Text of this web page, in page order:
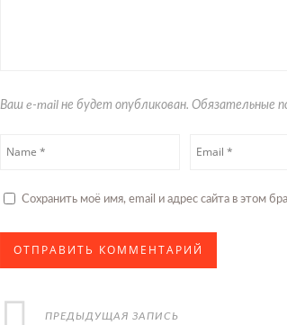
Ваш e-mail не будет опубликован. Обязательные
Сохранить моё имя, email и адрес сайта в этом
ПРЕДЫДУЩАЯ ЗАПИСЬ